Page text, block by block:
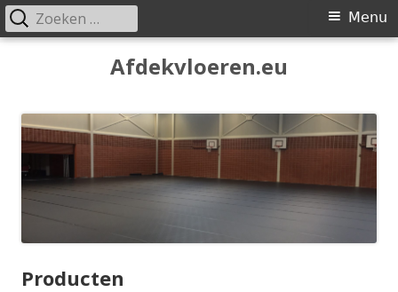
Afdekvloeren.eu
Primair
Menu
Zoeken
naar:
Producten